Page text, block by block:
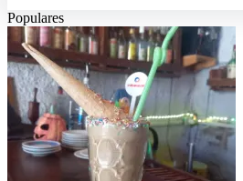
Populares